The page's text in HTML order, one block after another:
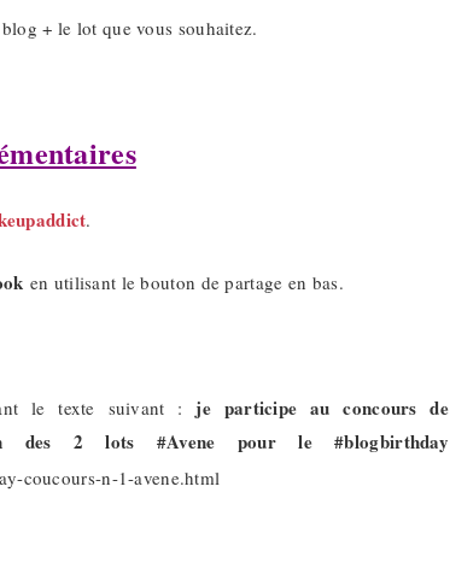
+ le lot que vous souhaitez.
.
en utilisant le bouton de partage en bas.
le texte suivant : je participe au concours de
des 2 lots #Avene pour le #blogbirthday
coucours-n-1-avene.html